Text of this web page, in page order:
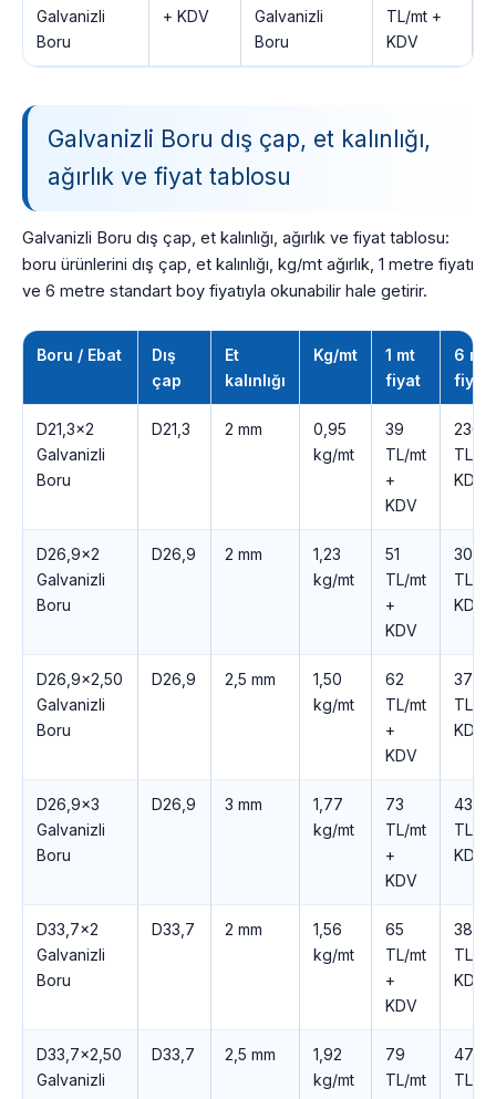
Galvanizli
Boru
+ KDV
Galvanizli
Boru
TL/mt +
KDV
Galvanizli Boru dış çap, et kalınlığı,
ağırlık ve fiyat tablosu
Galvanizli Boru dış çap, et kalınlığı, ağırlık ve fiyat tablosu:
boru ürünlerini dış çap, et kalınlığı, kg/mt ağırlık, 1 metre fiyatı
ve 6 metre standart boy fiyatıyla okunabilir hale getirir.
Boru / Ebat
Dış
çap
Et
kalınlığı
Kg/mt
1 mt
fiyat
6 mt
fiyatı
D21,3×2
Galvanizli
Boru
D21,3 2 mm
0,95
kg/mt
39
TL/mt
+
KDV
236
TL +
KDV
D26,9×2
Galvanizli
Boru
D26,9 2 mm
1,23
kg/mt
51
TL/mt
+
KDV
305
TL +
KDV
D26,9×2,50
Galvanizli
Boru
D26,9 2,5 mm
1,50
kg/mt
62
TL/mt
+
KDV
373
TL +
KDV
D26,9×3
Galvanizli
Boru
D26,9 3 mm
1,77
kg/mt
73
TL/mt
+
KDV
438
TL +
KDV
D33,7×2
Galvanizli
Boru
D33,7 2 mm
1,56
kg/mt
65
TL/mt
+
KDV
388
TL +
KDV
D33,7×2,50
Galvanizli
D33,7 2,5 mm
1,92
kg/mt
79
TL/mt
477
TL +